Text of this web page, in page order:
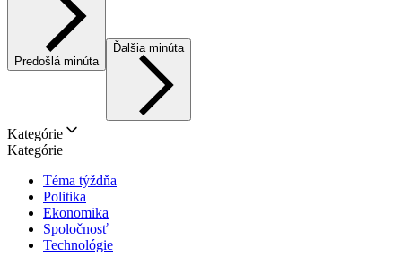
Predošlá minúta
Ďalšia minúta
Kategórie
Kategórie
Téma týždňa
Politika
Ekonomika
Spoločnosť
Technológie